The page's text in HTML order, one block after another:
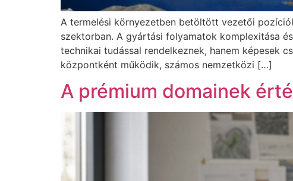
A termelési környezetben betöltött vezetői
szektorban. A gyártási folyamatok komplexitása
technikai tudással rendelkeznek, hanem képesek
központként működik, számos nemzetközi […]
A prémium domainek